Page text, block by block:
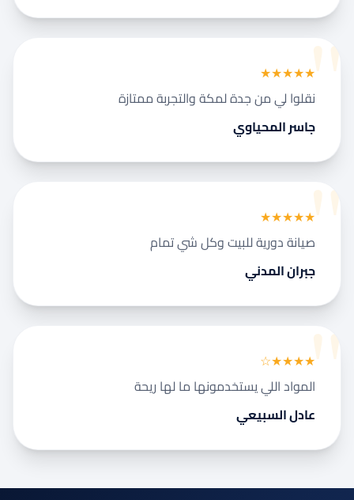
معلم جبس بورد بمكة المكرمة
شركة عزل أسطح بمكة المكرمة
تركيب باركيه بمكة المكرمة
مبلط بمكة المكرمة
★★★★★
نقلوا لي من جدة لمكة والتجربة ممتازة
جاسر المحياوي
★★★★★
صيانة دورية للبيت وكل شي تمام
جبران المدني
★★★★☆
المواد اللي يستخدمونها ما لها ريحة
عادل السبيعي